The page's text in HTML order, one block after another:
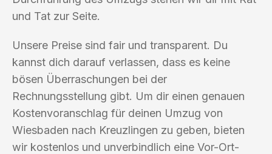
und Tat zur Seite.
Unsere Preise sind fair und transparent. Du
kannst dich darauf verlassen, dass es keine
bösen Überraschungen bei der
Rechnungsstellung gibt. Um dir einen genauen
Kostenvoranschlag für deinen Umzug von
Wiesbaden nach Kreuzlingen zu geben, bieten
wir kostenlos und unverbindlich eine Vor-Ort-